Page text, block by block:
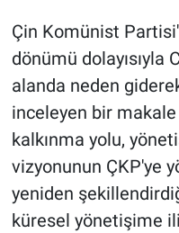
Çin Komünist
dönümü dolayısıyla
alanda neden
inceleyen bir makale
kalkınma yolu,
vizyonunun ÇKP'ye
yeniden
küresel yönetişime